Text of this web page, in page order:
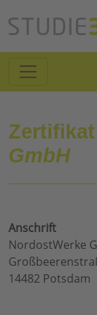
GmbH
Anschrift
NordostWerke
14482 Potsdam